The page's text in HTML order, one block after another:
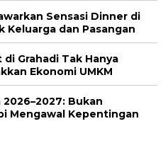
Sensasi Dinner di
Keluarga dan Pasangan
Grahadi Tak Hanya
Ekonomi UMKM
2026–2027: Bukan
Mengawal Kepentingan